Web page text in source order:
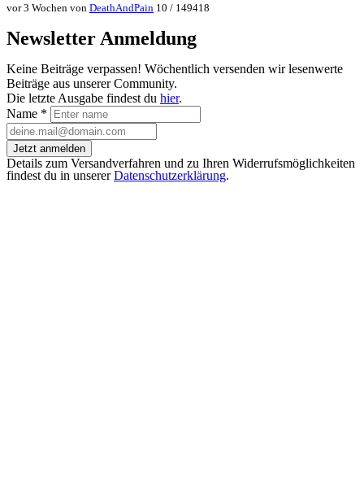
vor 3 Wochen von DeathAndPain 10 / 149418
Newsletter Anmeldung
Keine Beiträge verpassen! Wöchentlich versenden wir lesenwerte
Beiträge aus unserer Community.
Die letzte Ausgabe findest du hier.
Name *
Jetzt anmelden
Details zum Versandverfahren und zu Ihren Widerrufsmöglichkeiten
findest du in unsererDatenschutzerklärung.